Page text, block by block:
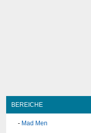
BEREICHE
Mad Men